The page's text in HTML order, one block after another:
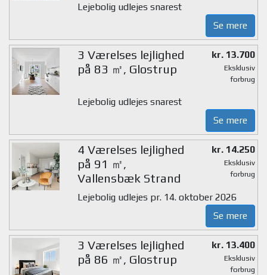
Lejebolig udlejes snarest
Se mere
3 Værelses lejlighed
på 83 ㎡, Glostrup
kr. 13.700
Eksklusiv
forbrug
Lejebolig udlejes snarest
Se mere
4 Værelses lejlighed
på 91 ㎡,
Vallensbæk Strand
kr. 14.250
Eksklusiv
forbrug
Lejebolig udlejes pr. 14. oktober 2026
Se mere
3 Værelses lejlighed
på 86 ㎡, Glostrup
kr. 13.400
Eksklusiv
forbrug